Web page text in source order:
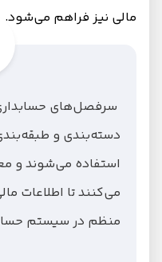
مالی نیز فراهم می‌شود.
سرفصل‌های حسابداری
دسته‌بندی و
استفاده می‌شوند و
می‌کنند تا اطلاعات
منظم در سیستم